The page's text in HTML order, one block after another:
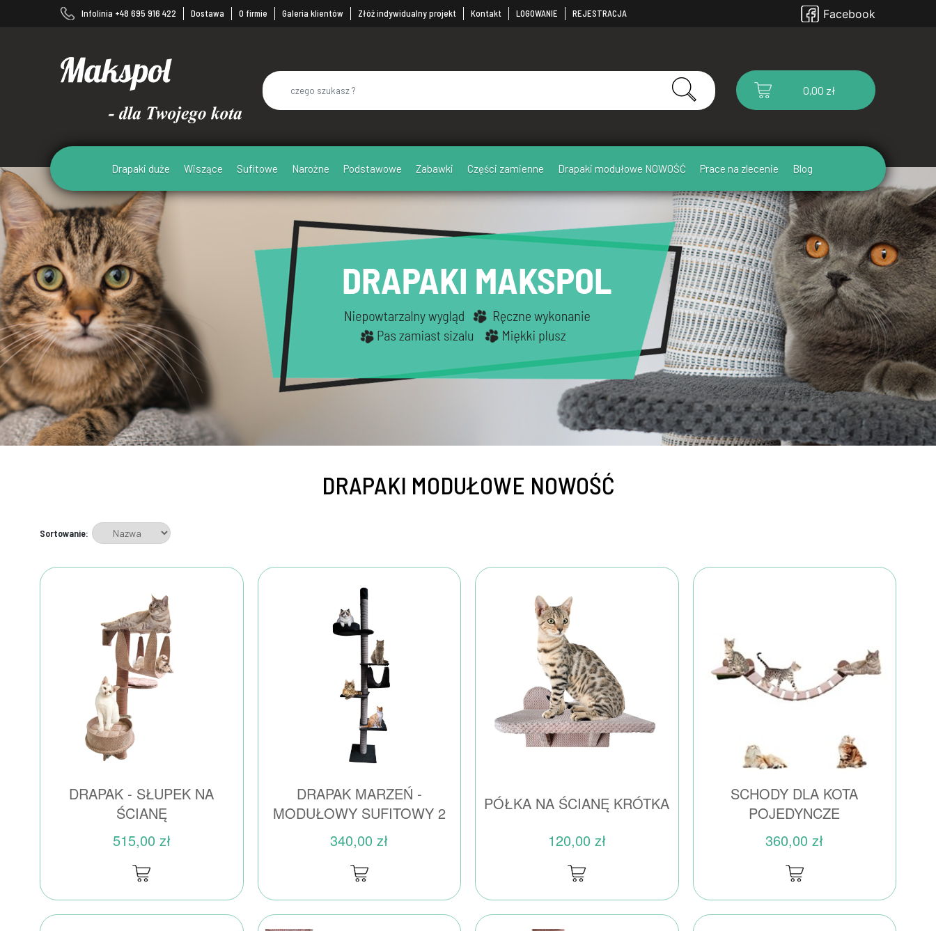
Infolinia +48 695 916 422 Dostawa O firmie Galeria klientów Złóż indywidualny projekt Kontakt LOGOWANIE REJESTRACJA Facebook
0,00 zł
Drapaki duże Wiszące Sufitowe Narożne Podstawowe Zabawki Części zamienne Drapaki modułowe NOWOŚĆ Prace na zlecenie Blog
DRAPAKI MODUŁOWE NOWOŚĆ
Sortowanie:
DRAPAK - SŁUPEK NA
ŚCIANĘ
515,00 zł
DRAPAK MARZEŃ -
MODUŁOWY SUFITOWY 2
340,00 zł
PÓŁKA NA ŚCIANĘ KRÓTKA
120,00 zł
SCHODY DLA KOTA
POJEDYNCZE
360,00 zł